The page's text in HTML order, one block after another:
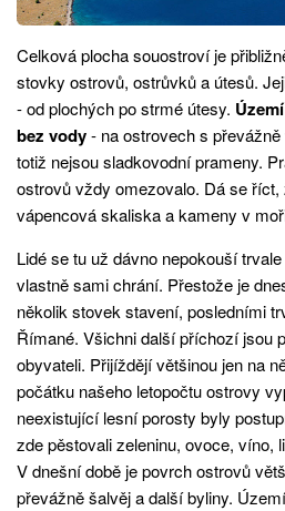
Celková plocha souostroví je
stovky ostrovů, ostrůvků a útesů.
- od plochých po strmé útesy.
bez vody- na ostrovech s
totiž nejsou sladkovodní prameny.
ostrovů vždy omezovalo. Dá se říct,
vápencová skaliska a kameny v
Lidé se tu už dávno nepokouší
vlastně sami chrání. Přestože je
několik stovek stavení, posledními
Římané. Všichni další příchozí jsou
obyvateli. Přijíždějí většinou jen na
počátku našeho letopočtu ostrovy
neexistující lesní porosty byly
zde pěstovali zeleninu, ovoce, víno,
V dnešní době je povrch ostrovů
převážně šalvěj a další byliny.